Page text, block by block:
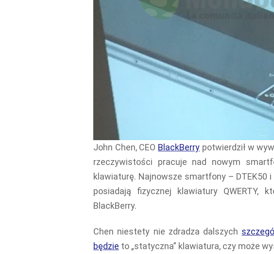
John Chen, CEO BlackBerry potwierdził w
rzeczywistości pracuje nad nowym
klawiaturę. Najnowsze smartfony – DTEK50
posiadają fizycznej klawiatury QWERTY,
BlackBerry.
Chen niestety nie zdradza dalszych
będzie to „statyczna” klawiatura, czy może